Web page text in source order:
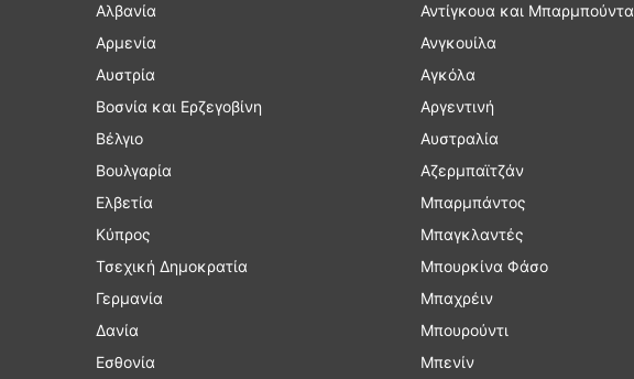
Αλβανία
Αρμενία
Αυστρία
Βοσνία και Ερζεγοβίνη
Βέλγιο
Βουλγαρία
Ελβετία
Κύπρος
Τσεχική Δημοκρατία
Γερμανία
Δανία
Εσθονία
Αντίγκουα και Μπαρμπούντα
Ανγκουίλα
Αγκόλα
Αργεντινή
Αυστραλία
Αζερμπαϊτζάν
Μπαρμπάντος
Μπαγκλαντές
Μπουρκίνα Φάσο
Μπαχρέιν
Μπουρούντι
Μπενίν